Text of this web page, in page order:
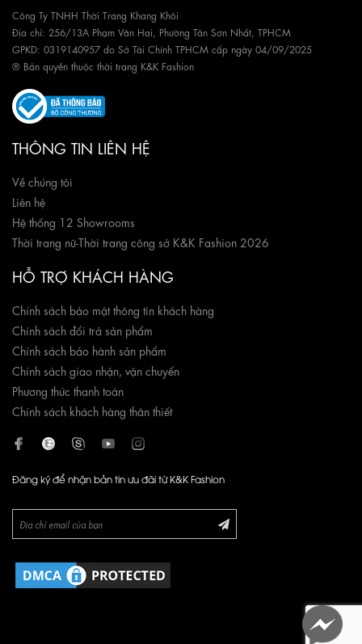
Công Ty TNHH Thời Trang Khang Khôi
Địa chỉ: 256/13A Phạm Văn Hai, Phường Tân Sơn Nhất, TPHCM
GPKD: 0319140957 do Sở Tài Chính TPHCM cấp ngày 04/09/2025
® Bản quyền thuộc thời trang K&K Fashion
THÔNG TIN LIÊN HỆ
Về chúng tôi
Liên hệ
Hệ thống 12 Showrooms
Thời trang nữ-Thời trang công sở K&K Fashion 2026
HỖ TRỢ KHÁCH HÀNG
Chính sách bảo mật thông tin khách hàng
Chính sách đổi trả sản phẩm
Chính sách bảo hành sản phẩm
Chính sách giao nhận, vận chuyển
Phương thức thanh toán
Chính sách khách hàng thân thiết
Đăng ký để nhận bản tin ưu đãi từ K&K Fashion